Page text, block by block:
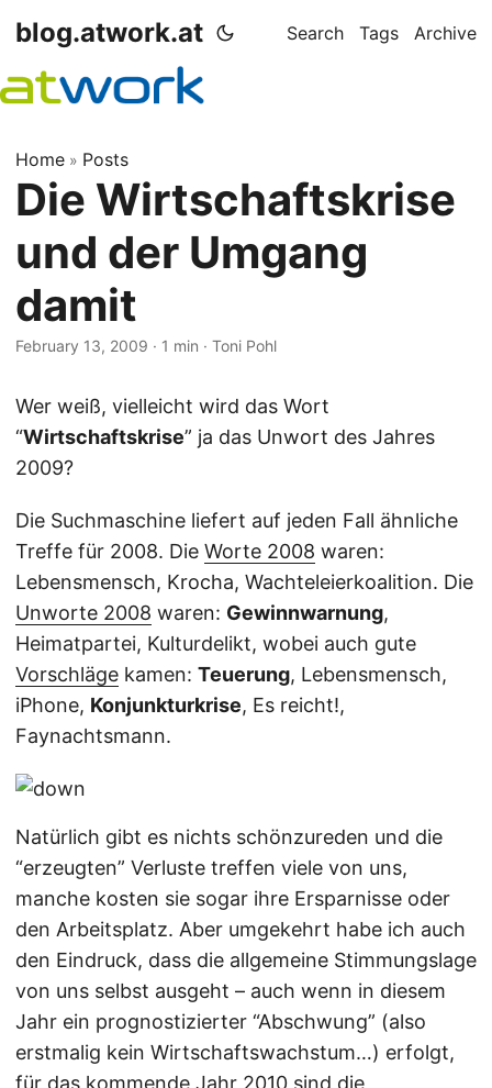
blog.atwork.at Search Tags Archive
Home » Posts
Die Wirtschaftskrise
und der Umgang
damit
February 13, 2009 · 1 min · Toni Pohl
Wer weiß, vielleicht wird das Wort
“Wirtschaftskrise” ja das Unwort des Jahres
2009?
Die Suchmaschine liefert auf jeden Fall ähnliche
Treffe für 2008. Die Worte 2008 waren:
Lebensmensch, Krocha, Wachteleierkoalition. Die
Unworte 2008 waren: Gewinnwarnung,
Heimatpartei, Kulturdelikt, wobei auch gute
Vorschläge kamen: Teuerung, Lebensmensch,
iPhone, Konjunkturkrise, Es reicht!,
Faynachtsmann.
Natürlich gibt es nichts schönzureden und die
“erzeugten” Verluste treffen viele von uns,
manche kosten sie sogar ihre Ersparnisse oder
den Arbeitsplatz. Aber umgekehrt habe ich auch
den Eindruck, dass die allgemeine Stimmungslage
von uns selbst ausgeht – auch wenn in diesem
Jahr ein prognostizierter “Abschwung” (also
erstmalig kein Wirtschaftswachstum…) erfolgt,
für das kommende Jahr 2010 sind die